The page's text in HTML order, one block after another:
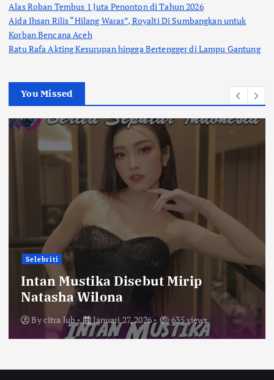
Alas Roban Tembus 1 Juta Penonton di Tahun 2026
Aida Ihsan Rilis “Hilang Waras”, Royalti Di Sumbangkan untuk
Korban Bencana Aceh
Ratu Rafa Akting Kesurupan hingga Bertengger di Lampu Gantung
You Missed
Selebriti
Intan Mustika Disebut Mirip
Natasha Wilona
Bycitra lub Januari 27, 2026 635 views